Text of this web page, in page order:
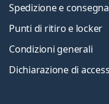
Spedizione e consegna
Punti di ritiro e locker
Condizioni generali
Dichiarazione di